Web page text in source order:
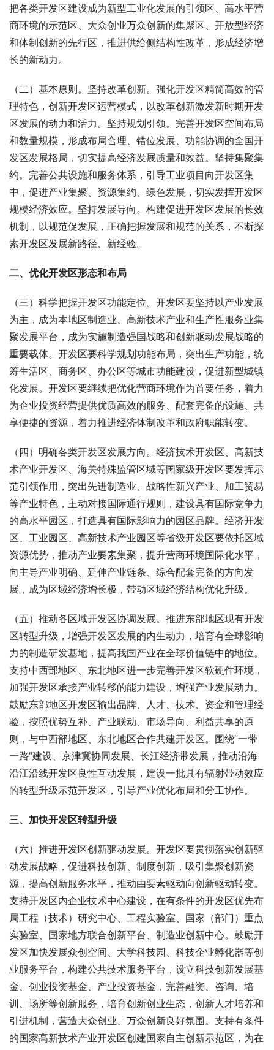
把各类开发区建设成为新型工业化发展的引领区、高水平营
商环境的示范区、大众创业万众创新的集聚区、开放型经济
和体制创新的先行区，推进供给侧结构性改革，形成经济增
长的新动力。
（二）基本原则。坚持改革创新。强化开发区精简高效的管
理特色，创新开发区运营模式，以改革创新激发新时期开发
区发展的动力和活力。坚持规划引领。完善开发区空间布局
和数量规模，形成布局合理、错位发展、功能协调的全国开
发区发展格局，切实提高经济发展质量和效益。坚持集聚集
约。完善公共设施和服务体系，引导工业项目向开发区集
中，促进产业集聚、资源集约、绿色发展，切实发挥开发区
规模经济效应。坚持发展导向。构建促进开发区发展的长效
机制，以规范促发展，正确把握发展和规范的关系，不断探
索开发区发展新路径、新经验。
二、优化开发区形态和布局
（三）科学把握开发区功能定位。开发区要坚持以产业发展
为主，成为本地区制造业、高新技术产业和生产性服务业集
聚发展平台，成为实施制造强国战略和创新驱动发展战略的
重要载体。开发区要科学规划功能布局，突出生产功能，统
筹生活区、商务区、办公区等城市功能建设，促进新型城镇
化发展。开发区要继续把优化营商环境作为首要任务，着力
为企业投资经营提供优质高效的服务、配套完备的设施、共
享便捷的资源，着力推进经济体制改革和政府职能转变。
（四）明确各类开发区发展方向。经济技术开发区、高新技
术产业开发区、海关特殊监管区域等国家级开发区要发挥示
范引领作用，突出先进制造业、战略性新兴产业、加工贸易
等产业特色，主动对接国际通行规则，建设具有国际竞争力
的高水平园区，打造具有国际影响力的园区品牌。经济开发
区、工业园区、高新技术产业园区等省级开发区要依托区域
资源优势，推动产业要素集聚，提升营商环境国际化水平，
向主导产业明确、延伸产业链条、综合配套完备的方向发
展，成为区域经济增长极，带动区域经济结构优化升级。
（五）推动各区域开发区协调发展。推进东部地区现有开发
区转型升级，增强开发区发展的内生动力，培育有全球影响
力的制造研发基地，提高我国产业在全球价值链中的地位。
支持中西部地区、东北地区进一步完善开发区软硬件环境，
加强开发区承接产业转移的能力建设，增强产业发展动力。
鼓励东部地区开发区输出品牌、人才、技术、资金和管理经
验，按照优势互补、产业联动、市场导向、利益共享的原
则，与中西部地区、东北地区合作共建开发区。围绕“一带
一路”建设、京津冀协同发展、长江经济带发展，推动沿海
沿江沿线开发区良性互动发展，建设一批具有辐射带动效应
的转型升级示范开发区，引导产业优化布局和分工协作。
三、加快开发区转型升级
（六）推进开发区创新驱动发展。开发区要贯彻落实创新驱
动发展战略，促进科技创新、制度创新，吸引集聚创新资
源，提高创新服务水平，推动由要素驱动向创新驱动转变。
支持开发区内企业技术中心建设，在有条件的开发区优先布
局工程（技术）研究中心、工程实验室、国家（部门）重点
实验室、国家地方联合创新平台、制造业创新中心。鼓励开
发区加快发展众创空间、大学科技园、科技企业孵化器等创
业服务平台，构建公共技术服务平台，设立科技创新发展基
金、创业投资基金、产业投资基金，完善融资、咨询、培
训、场所等创新服务，培育创新创业生态，创新人才培养和
引进机制，营造大众创业、万众创新良好氛围。支持有条件
的国家高新技术产业开发区创建国家自主创新示范区，为在